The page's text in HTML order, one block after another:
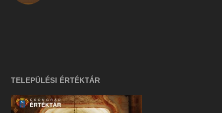
TELEPÜLÉSI ÉRTÉKTÁR